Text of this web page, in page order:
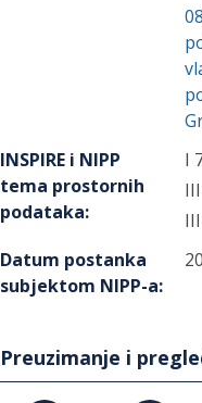
INSPIRE i NIPP
tema prostornih
podataka:
I
Datum postanka
subjektom NIPP-a:
Preuzimanje i